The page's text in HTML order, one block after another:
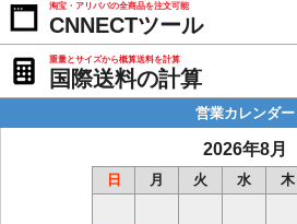
淘宝・アリババの全商品を注文可能
CNNECTツール
重量とサイズから概算送料を計算
国際送料の計算
営業カレンダー
2026年8月
日 月 火 水 木